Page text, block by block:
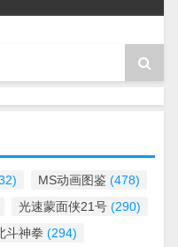
MS动画图鉴 (478)
光速蒙面侠21号 (290)
斗神拳 (294)